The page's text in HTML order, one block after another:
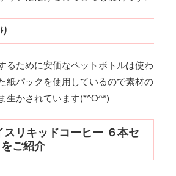
るために安価なペットボトルは使わ
紙パックを使用しているので素材の
生かされています(*^O^*)
スリキッドコーヒー ６本セ
ご紹介